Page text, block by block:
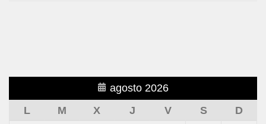
agosto 2026
L
M X J V S
D